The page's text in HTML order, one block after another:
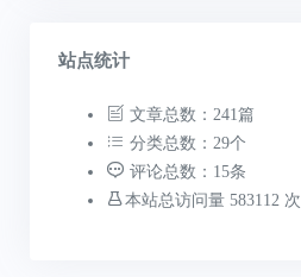
站点统计
文章总数：241篇
分类总数：29个
评论总数：15条
本站总访问量 583112 次